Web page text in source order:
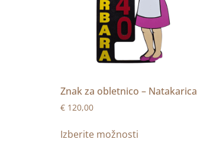
Znak za obletnico – Natakarica
€ 120,00
Izberite možnosti